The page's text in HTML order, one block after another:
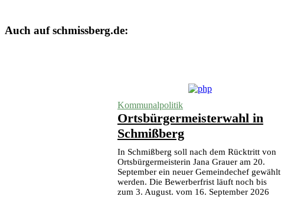
Auch auf schmissberg.de:
Kommunalpolitik
Ortsbürgermeisterwahl in
Schmißberg
In Schmißberg soll nach dem Rücktritt von
Ortsbürgermeisterin Jana Grauer am 20.
September ein neuer Gemeindechef gewählt
werden. Die Bewerberfrist läuft noch bis
zum 3. August. vom 16. September 2026